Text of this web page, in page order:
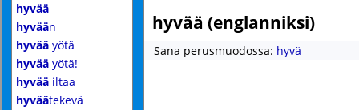
hyvää
hyvään
hyvää yötä
hyvää yötä!
hyvää iltaa
hyväätekevä
hyvää (englanniksi)
Sana perusmuodossa: hyvä